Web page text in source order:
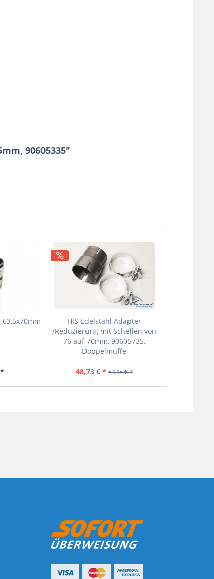
90605335"
HJS Edelstahl Adapter
/Reduzierung mit Schellen von
76 auf 70mm, 90605735,
Doppelmuffe
48,73 € * 54,15 € *